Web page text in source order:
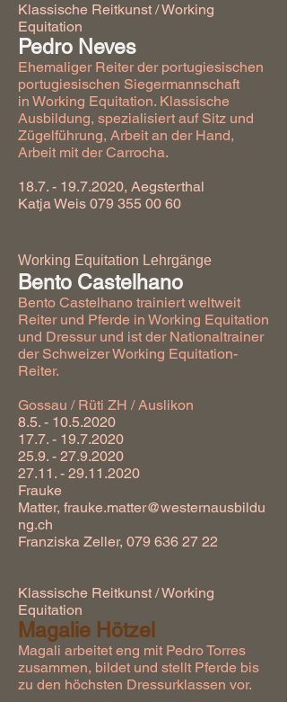
Klassische Reitkunst / Working
Equitation
Pedro Neves
Ehemaliger Reiter der portugiesischen
portugiesischen Siegermannschaft
in Working Equitation. Klassische
Ausbildung, spezialisiert auf Sitz und
Zügelführung, Arbeit an der Hand,
Arbeit mit der Carrocha.
18.7. - 19.7.2020, Aegsterthal
Katja Weis 079 355 00 60
Working Equitation Lehrgänge
Bento Castelhano
Bento Castelhano trainiert weltweit
Reiter und Pferde in Working Equitation
und Dressur und ist der Nationaltrainer
der Schweizer Working Equitation-
Reiter.
Gossau / Rüti ZH / Auslikon
8.5. - 10.5.2020
17.7. - 19.7.2020
25.9. - 27.9.2020
27.11. - 29.11.2020
Frauke
Matter, frauke.matter@westernausbildu
ng.ch
Franziska Zeller, 079 636 27 22
Klassische Reitkunst / Working
Equitation
Magalie Hötzel
Magali arbeitet eng mit Pedro Torres
zusammen, bildet und stellt Pferde bis
zu den höchsten Dressurklassen vor.